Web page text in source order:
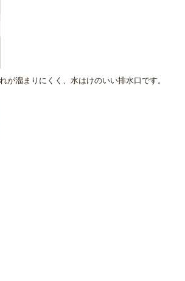
溜まりにくく、水はけのいい排水口です。